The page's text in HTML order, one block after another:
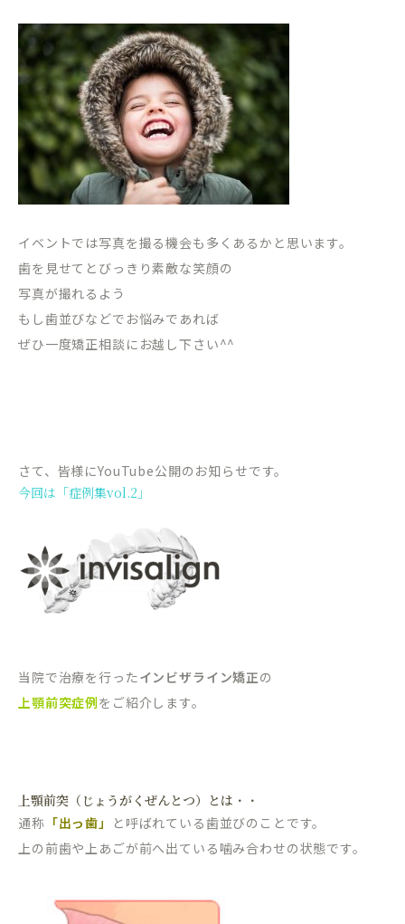
イベントでは写真を撮る機会も多くあるかと思います。
歯を見せてとびっきり素敵な笑顔の
写真が撮れるよう
もし歯並びなどでお悩みであれば
ぜひ一度矯正相談にお越し下さい^^
さて、皆様にYouTube公開のお知らせです。
今回は「症例集vol.2」
当院で治療を行ったインビザライン矯正の
上顎前突症例をご紹介します。
上顎前突（じょうがくぜんとつ）とは ・・
通称 「出っ歯」
と呼ばれている歯並びのことです。
上の前歯や上あごが前へ出ている噛み合わせの状態です。